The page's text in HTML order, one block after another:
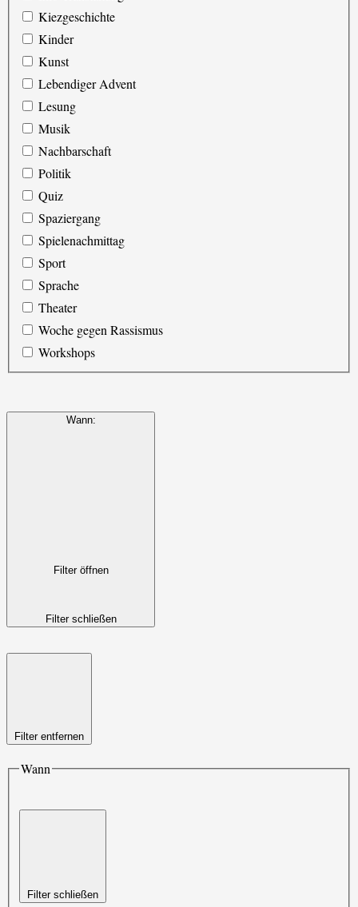
Kiezgeschichte
Kinder
Kunst
Lebendiger Advent
Lesung
Musik
Nachbarschaft
Politik
Quiz
Spaziergang
Spielenachmittag
Sport
Sprache
Theater
Woche gegen Rassismus
Workshops
Wann:
Filter öffnen
Filter schließen
Filter entfernen
Wann
Filter schließen